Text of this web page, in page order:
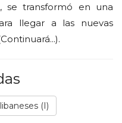
se transformó en una
llegar a las nuevas
(I)